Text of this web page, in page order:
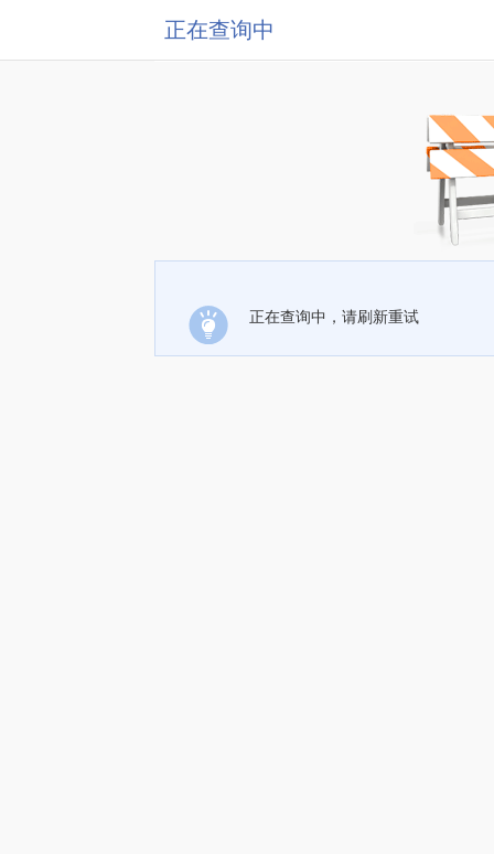
正在查询中
正在查询中，请刷新重试